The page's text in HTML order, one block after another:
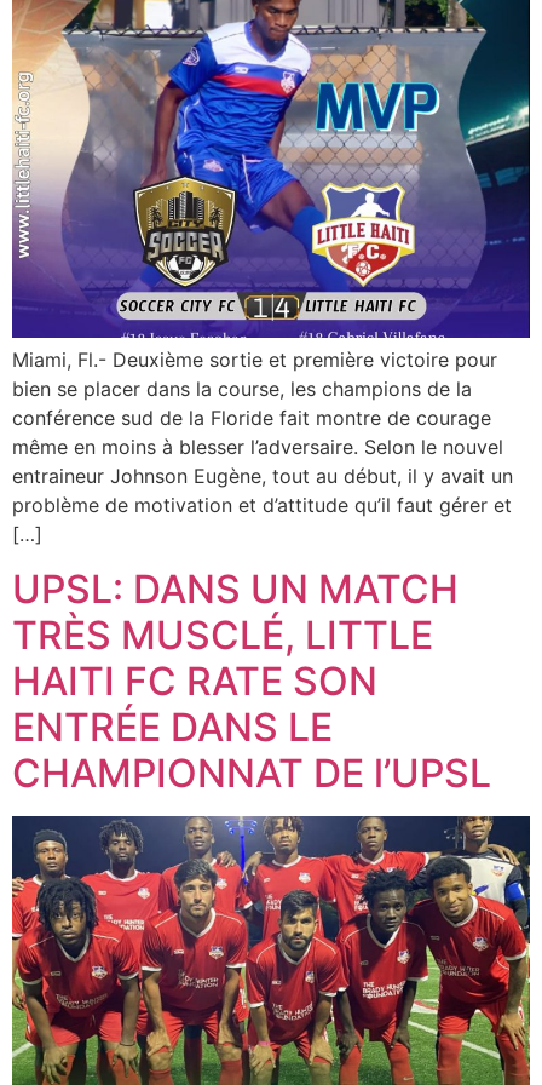
Miami, Fl.- Deuxième sortie et première victoire pour
bien se placer dans la course, les champions de la
conférence sud de la Floride fait montre de courage
même en moins à blesser l’adversaire. Selon le nouvel
entraineur Johnson Eugène, tout au début, il y avait un
problème de motivation et d’attitude qu’il faut gérer et
[…]
UPSL: DANS UN MATCH
TRÈS MUSCLÉ, LITTLE
HAITI FC RATE SON
ENTRÉE DANS LE
CHAMPIONNAT DE l’UPSL